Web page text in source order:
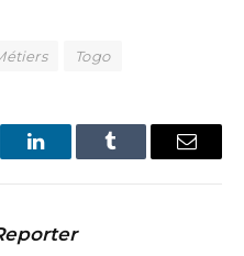
Togo
LinkedInTumblr Email